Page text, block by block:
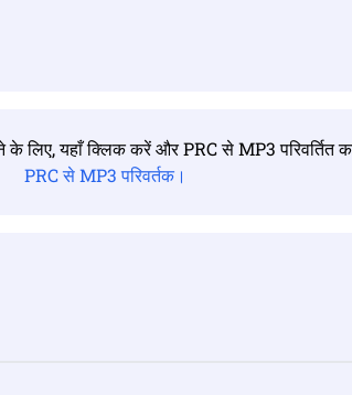
के लिए, यहाँ क्लिक करें और PRC से MP3 परिवर्तित
PRC से MP3 परिवर्तक।